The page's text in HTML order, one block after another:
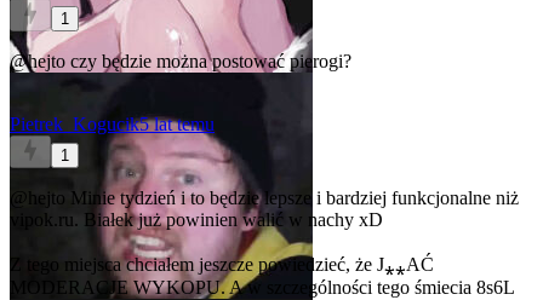
1
@hejto czy będzie można postować pierogi?
Pietrek_Kogucik5 lat temu
1
@hejto Minie tydzień i to będzie lepsze i bardziej funkcjonalne niż
vipok.ru. Białek już powinien walić w nachy xD
Z tego miejsca chciałem jeszcze powiedzieć, że J⁎⁎AĆ
MODERACJE WYKOPU. A w szczególności tego śmiecia 8s6L